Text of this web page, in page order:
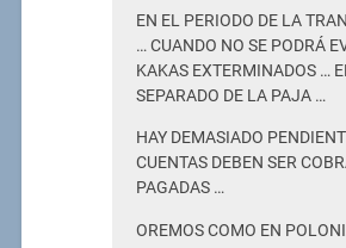
EN EL PERIODO DE LA
… CUANDO NO SE PODRÁ
KAKAS EXTERMINADOS …
SEPARADO DE LA PAJA …
HAY DEMASIADO
CUENTAS DEBEN SER
PAGADAS …
OREMOS COMO EN